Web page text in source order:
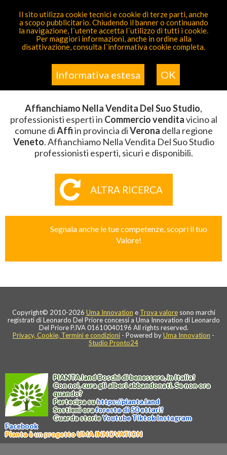
PARTECIPA GRATIS
Sei QuiElenco>Commercio Vendita> Affianchiamo
Nella Vendita Del Suo Studio> Veneto>Verona>Affi
DEL SUO STUDIO AFFI
Affianchiamo Nella Vendita Del Suo Studio,
professionisti esperti in Commercio venditavicino al
comune diAffiin provincia diVerona della regione
Veneto. Affianchiamo Nella Vendita Del Suo Studio
professionisti esperti, sicuri e disponibili.
ALTRA RICERCA
Segnala anche le tue competenze, scopri il tuo
Valore!
Copyright© 2010-2026 Uma Innovation e Trova valoresono marchi
registrati di Leonardo Del Priore concessi a Uma Innovation di Leonardo
Del Priore P.IVA 01610040196 All rights reserved.
Privacy, Cookie, Termini e condizioni - Powered byUma Innovation -
Studio Pronto24
PIANTA.landBoschi di benessere, in Italia!
Con noi, cura gli alberi abbandonati. Se non ora
quando?
Partecipa suhttps://pianta.land
Sostieni oraforesta di 50 ettari!
Guarda storieYoutubeTiktokInstagram
Facebook
Pianta è un progetto UMA INNOVATION
Il sito utilizza cookie tecnici e cookie di terze parti, anche
a scopo pubblicitario. Chiudendo il banner o continuando
la navigazione, l´utente accetta l´utilizzo di tutti i cookie.
Per maggiori informazioni, anche in ordine alla
disattivazione, consulta l´informativa cookie completa.
Informativa estesa OK